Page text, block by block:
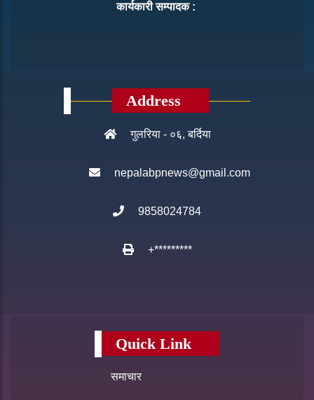
कार्यकारी सम्पादक :
Address
गुलरिया - ०६, बर्दिया
nepalabpnews@gmail.com
9858024784
+*********
Quick Link
समाचार